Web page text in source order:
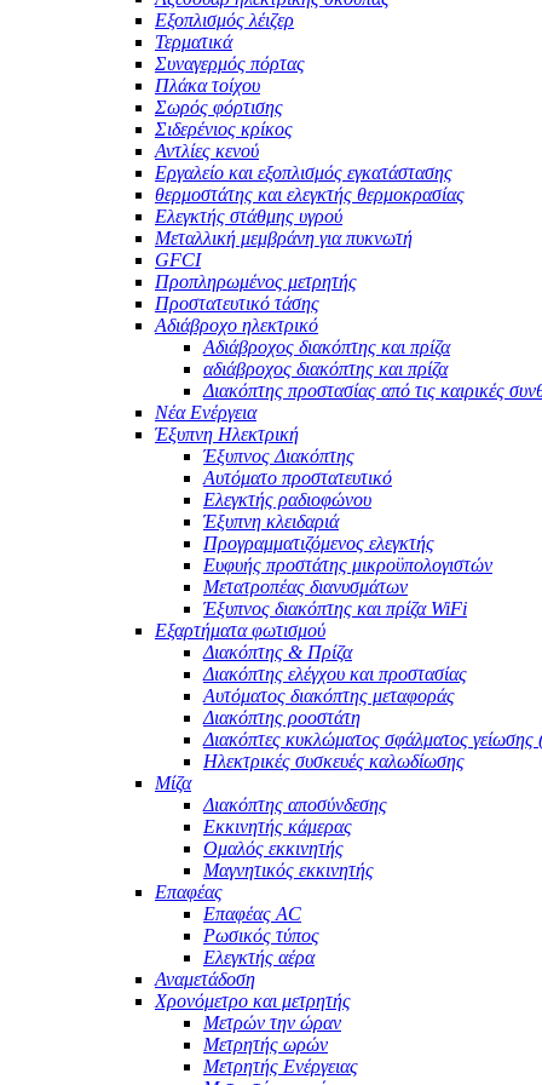
Εξοπλισμός λέιζερ
Τερματικά
Συναγερμός πόρτας
Πλάκα τοίχου
Σωρός φόρτισης
Σιδερένιος κρίκος
Αντλίες κενού
Εργαλείο και εξοπλισμός εγκατάστασης
θερμοστάτης και ελεγκτής θερμοκρασίας
Ελεγκτής στάθμης υγρού
Μεταλλική μεμβράνη για πυκνωτή
GFCI
Προπληρωμένος μετρητής
Προστατευτικό τάσης
Αδιάβροχο ηλεκτρικό
Αδιάβροχος διακόπτης και πρίζα
αδιάβροχος διακόπτης και πρίζα
Διακόπτης προστασίας από τις καιρικές
Νέα Ενέργεια
Έξυπνη Ηλεκτρική
Έξυπνος Διακόπτης
Αυτόματο προστατευτικό
Ελεγκτής ραδιοφώνου
Έξυπνη κλειδαριά
Προγραμματιζόμενος ελεγκτής
Ευφυής προστάτης μικροϋπολογιστών
Μετατροπέας διανυσμάτων
Έξυπνος διακόπτης και πρίζα WiFi
Εξαρτήματα φωτισμού
Διακόπτης & Πρίζα
Διακόπτης ελέγχου και προστασίας
Αυτόματος διακόπτης μεταφοράς
Διακόπτης ροοστάτη
Διακόπτες κυκλώματος σφάλματος
Ηλεκτρικές συσκευές καλωδίωσης
Μίζα
Διακόπτης αποσύνδεσης
Εκκινητής κάμερας
Ομαλός εκκινητής
Μαγνητικός εκκινητής
Επαφέας
Επαφέας AC
Ρωσικός τύπος
Ελεγκτής αέρα
Αναμετάδοση
Χρονόμετρο και μετρητής
Μετρών την ώραν
Μετρητής ωρών
Μετρητής Ενέργειας